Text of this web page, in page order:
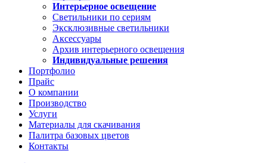
Интерьерное освещение
Светильники по сериям
Эксклюзивные светильники
Аксессуары
Архив интерьерного освещения
Индивидуальные решения
Портфолио
Прайс
О компании
Производство
Услуги
Материалы для скачивания
Палитра базовых цветов
Контакты